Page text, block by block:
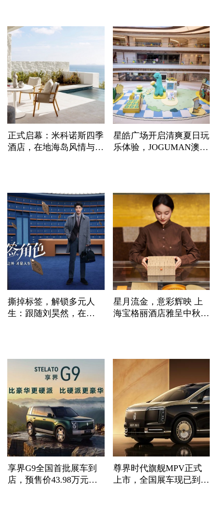
正式启幕：米科诺斯四季
酒店，在地海岛风情与至
星皓广场开启清爽夏日玩
乐体验，JOGUMAN澳门
撕掉标签，解锁多元人
生：跟随刘昊然，在
星月流金，意彩辉映 上
海宝格丽酒店雅呈中秋月
享界G9全国首批展车到
店，预售价43.98万元
尊界时代旗舰MPV正式
上市，全国展车现已到